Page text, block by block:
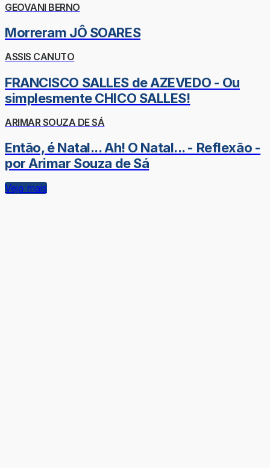
GEOVANI BERNO
Morreram JÔ SOARES
ASSIS CANUTO
FRANCISCO SALLES de AZEVEDO - Ou
simplesmente CHICO SALLES!
ARIMAR SOUZA DE SÁ
Então, é Natal... Ah! O Natal... - Reflexão -
por Arimar Souza de Sá
Veja mais